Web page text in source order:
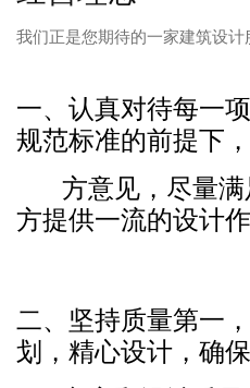
我们正是您期待的一家建筑设计
一、认真对待每一
规范标准的前提下
方意见，尽量满
方提供一流的设计作
二、坚持质量第一
划，精心设计，确